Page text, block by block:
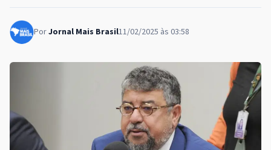
PorJornal Mais Brasil11/02/2025 às 03:58